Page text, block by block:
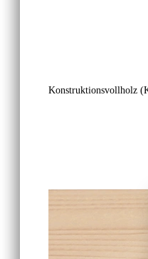
Konstruktionsvollholz